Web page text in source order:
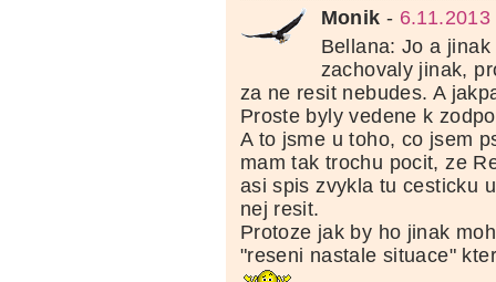
Monik -
Bellana: Jo a
zachovaly jinak,
za ne resit nebudes. A
Proste byly vedene k
A to jsme u toho, co jsem
mam tak trochu pocit, ze
asi spis zvykla tu cesticku
nej resit.
Protoze jak by ho jinak
"reseni nastale situace"